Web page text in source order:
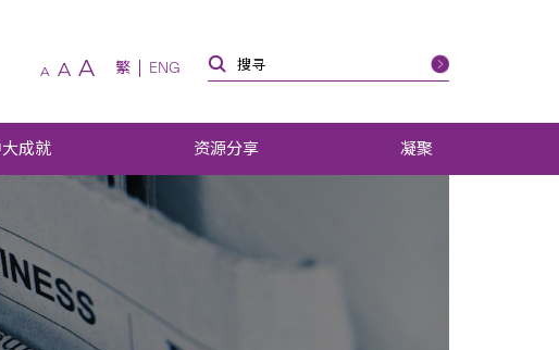
A A A 繁 ENG
成就 资源分享 凝聚